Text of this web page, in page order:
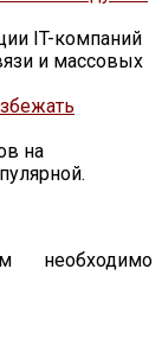
IT-компаний
и массовых
на
необходимо